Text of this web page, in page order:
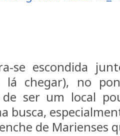
se escondida
lá chegar), no
de ser um local
busca,
de Marienses